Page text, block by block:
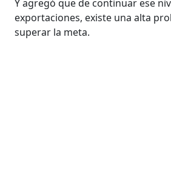
Y agregó que de continuar ese
exportaciones, existe una alta
superar la meta.